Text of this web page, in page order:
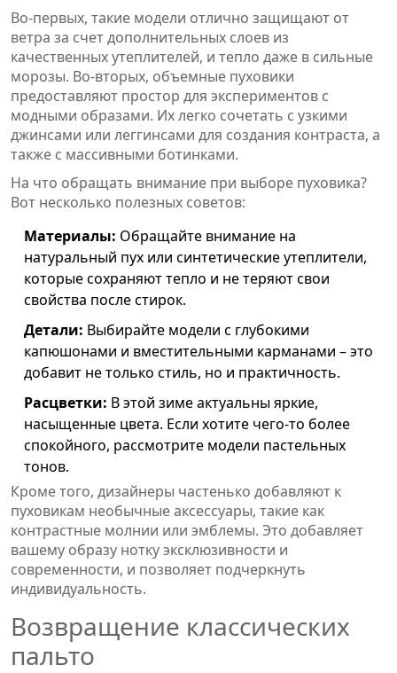
Во-первых, такие модели отлично защищают от
ветра за счет дополнительных слоев из
качественных утеплителей, и тепло даже в сильные
морозы. Во-вторых, объемные пуховики
предоставляют простор для экспериментов с
модными образами. Их легко сочетать с узкими
джинсами или леггинсами для создания контраста, а
также с массивными ботинками.
На что обращать внимание при выборе пуховика?
Вот несколько полезных советов:
Материалы: Обращайте внимание на
натуральный пух или синтетические утеплители,
которые сохраняют тепло и не теряют свои
свойства после стирок.
Детали: Выбирайте модели с глубокими
капюшонами и вместительными карманами – это
добавит не только стиль, но и практичность.
Расцветки: В этой зиме актуальны яркие,
насыщенные цвета. Если хотите чего-то более
спокойного, рассмотрите модели пастельных
тонов.
Кроме того, дизайнеры частенько добавляют к
пуховикам необычные аксессуары, такие как
контрастные молнии или эмблемы. Это добавляет
вашему образу нотку эксклюзивности и
современности, и позволяет подчеркнуть
индивидуальность.
Возвращение классических
пальто